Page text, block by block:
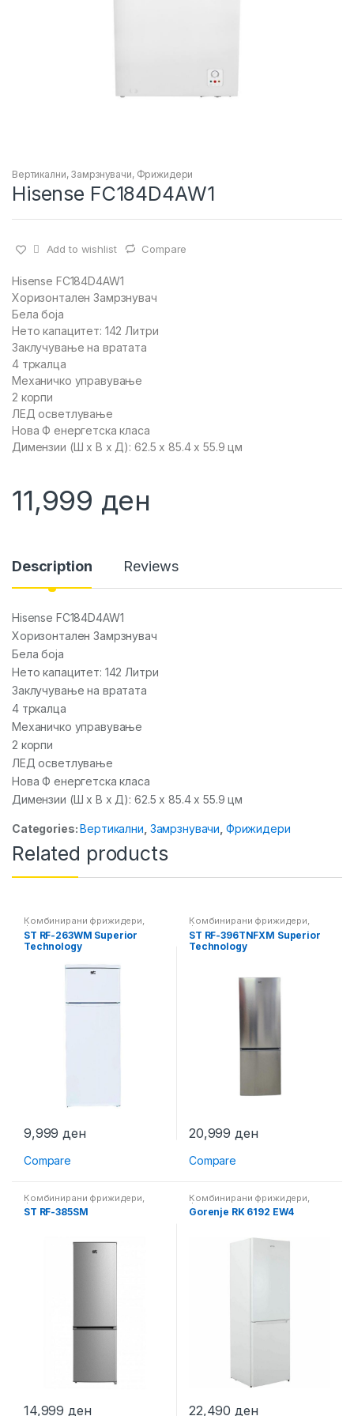
Вертикални, Замрзнувачи, Фрижидери
Hisense FC184D4AW1
Add to wishlist Compare
Hisense FC184D4AW1
Хоризонтален Замрзнувач
Бела боја
Нето капацитет: 142 Литри
Заклучување на вратата
4 тркалца
Механичко управување
2 корпи
ЛЕД осветлување
Нова Ф енергетска класа
Димензии (Ш x В x Д): 62.5 x 85.4 x 55.9 цм
11,999 ден
Description Reviews
Hisense FC184D4AW1
Хоризонтален Замрзнувач
Бела боја
Нето капацитет: 142 Литри
Заклучување на вратата
4 тркалца
Механичко управување
2 корпи
ЛЕД осветлување
Нова Ф енергетска класа
Димензии (Ш x В x Д): 62.5 x 85.4 x 55.9 цм
Categories:Вертикални Замрзнувачи Фрижидери
Related products
Комбинирани фрижидери,
Фрижидери
ST RF-263WM Superior
Technology
9,999ден
Compare
Комбинирани фрижидери,
Фрижидери
ST RF-396TNFXM Superior
Technology
20,999ден
Compare
Комбинирани фрижидери
Фрижидери
ST RF-385SM
14,999 ден
Комбинирани фрижидери
Фрижидери
Gorenje RK 6192 EW4
22,490 ден